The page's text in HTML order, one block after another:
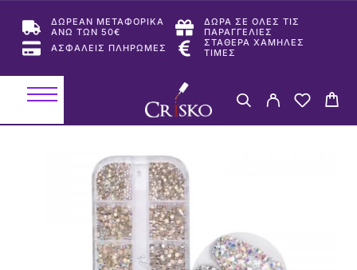
ΔΩΡΕΑΝ ΜΕΤΑΦΟΡΙΚΑ
ΑΝΩ ΤΩΝ 50€
ΔΩΡΑ ΣΕ ΟΛΕΣ ΤΙΣ
ΠΑΡΑΓΓΕΛΙΕΣ
ΑΣΦΑΛΕΙΣ ΠΛΗΡΩΜΕΣ
ΣΤΑΘΕΡΑ ΧΑΜΗΛΕΣ
ΤΙΜΕΣ